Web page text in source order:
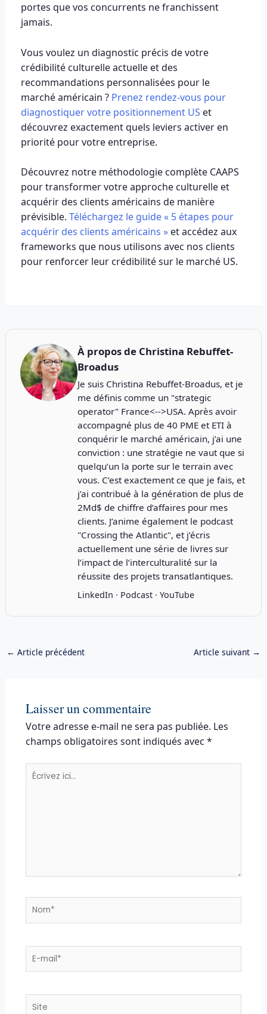
portes que vos concurrents ne franchissent
jamais.
Vous voulez un diagnostic précis de votre
crédibilité culturelle actuelle et des
recommandations personnalisées pour le
marché américain ? Prenez rendez-vous pour
diagnostiquer votre positionnement US et
découvrez exactement quels leviers activer en
priorité pour votre entreprise.
Découvrez notre méthodologie complète CAAPS
pour transformer votre approche culturelle et
acquérir des clients américains de manière
prévisible. Téléchargez le guide « 5 étapes pour
acquérir des clients américains »et accédez aux
frameworks que nous utilisons avec nos clients
pour renforcer leur crédibilité sur le marché US.
À propos de Christina Rebuffet-
Broadus
Je suis Christina Rebuffet-Broadus, et je
me définis comme un "strategic
operator" France<-->USA. Après avoir
accompagné plus de 40 PME et ETI à
conquérir le marché américain, j’ai une
conviction : une stratégie ne vaut que si
quelqu’un la porte sur le terrain avec
vous. C’est exactement ce que je fais, et
j’ai contribué à la génération de plus de
2Md$ de chiffre d’affaires pour mes
clients. J’anime également le podcast
"Crossing the Atlantic", et j’écris
actuellement une série de livres sur
l’impact de l’interculturalité sur la
réussite des projets transatlantiques.
LinkedIn · Podcast· YouTube
← Article précédent Article suivant →
Laisser un commentaire
Votre adresse e-mail ne sera pas publiée. Les
champs obligatoires sont indiqués avec *
Écrivez
Nom*
E-
Site